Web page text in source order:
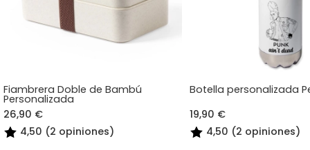
Fiambrera Doble de Bambú
Personalizada
26,90 €
4,50 (2 opiniones)
Botella personalizada
19,90 €
4,50 (2 opiniones)